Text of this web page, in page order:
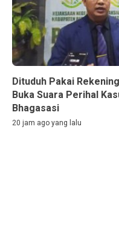
Dituduh Pakai
Buka Suara Perihal
Bhagasasi
20 jam ago yang lalu